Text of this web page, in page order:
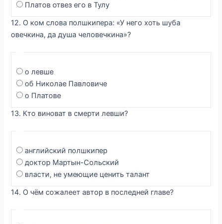
Платов отвез его в Тулу
12. О ком слова полшкипера: «У него хоть шуба
овечкина, да душа человечкина»?
о левше
об Николае Павловиче
о Платове
13. Кто виноват в смерти левши?
английский полшкипер
доктор Мартын-Сольский
власти, не умеющие ценить талант
14. О чём сожалеет автор в последней главе?